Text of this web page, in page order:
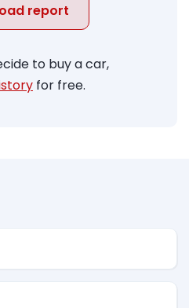
report
to buy a car,
for free.